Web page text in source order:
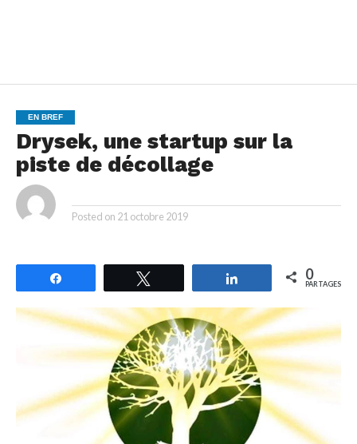
EN BREF
Drysek, une startup sur la
piste de décollage
Posted on 21 octobre 2019
Partagez 0
PARTAGES